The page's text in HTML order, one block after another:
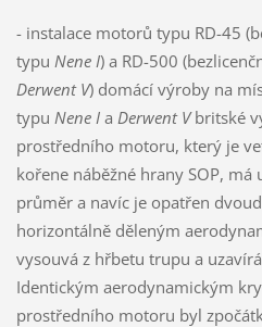
- instalace motorů typu RD-45
typu Nene I) a RD-500
Derwent V) domácí výroby na
typu Nene Ia Derwent Vbritské
prostředního motoru, který je
kořene náběžné hrany SOP,
průměr a navíc je opatřen
horizontálně děleným
vysouvá z hřbetu trupu a
Identickým aerodynamickým
prostředního motoru byl